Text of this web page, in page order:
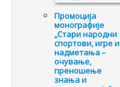
Промоцијa
монографије
„Стари народни
спортови, игре и
надметања –
очување,
преношење
знања и